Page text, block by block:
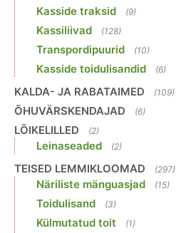
Kasside traksid (9)
Kassiliivad (128)
Transpordipuurid (10)
Kasside toidulisandid (6)
KALDA- JA RABATAIMED (109)
ÕHUVÄRSKENDAJAD (6)
LÕIKELILLED (2)
Leinaseaded (2)
TEISED LEMMIKLOOMAD (297)
Näriliste mänguasjad (15)
Toidulisand (3)
Külmutatud toit (1)